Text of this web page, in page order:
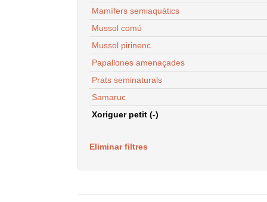
Mamífers semiaquàtics
Mussol comú
Mussol pirinenc
Papallones amenaçades
Prats seminaturals
Samaruc
Xoriguer petit (-)
Eliminar filtres